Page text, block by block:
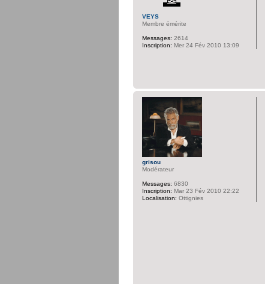
VEYS
Membre émérite
Messages: 2614
Inscription: Mer 24 Fév 2010 13:09
grisou
Modérateur
Messages: 6830
Inscription: Mar 23 Fév 2010 22:22
Localisation: Ottignies